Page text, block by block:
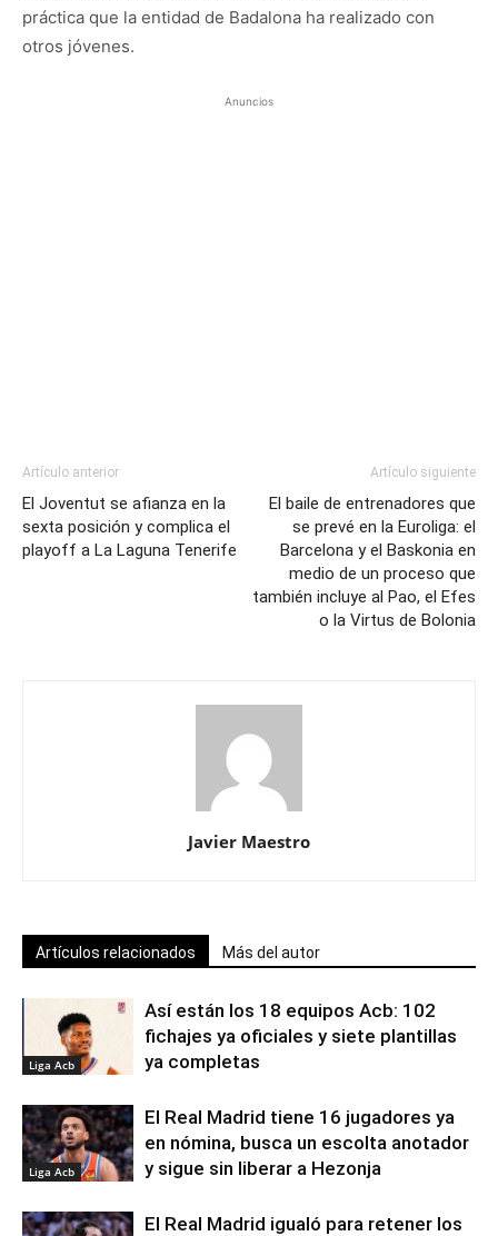
práctica que la entidad de Badalona ha realizado con
otros jóvenes.
Anuncios
Artículo anterior
El Joventut se afianza en la
sexta posición y complica el
playoff a La Laguna Tenerife
Artículo siguiente
El baile de entrenadores que
se prevé en la Euroliga: el
Barcelona y el Baskonia en
medio de un proceso que
también incluye al Pao, el Efes
o la Virtus de Bolonia
Javier Maestro
Artículos relacionados Más del autor
Liga Acb
Así están los 18 equipos Acb: 102
fichajes ya oficiales y siete plantillas
ya completas
Liga Acb
El Real Madrid tiene 16 jugadores ya
en nómina, busca un escolta anotador
y sigue sin liberar a Hezonja
El Real Madrid igualó para retener los